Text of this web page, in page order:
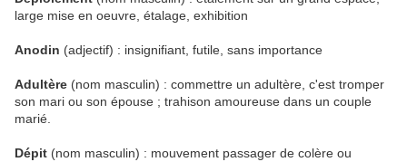
large mise en oeuvre, étalage, exhibition
Anodin (adjectif) : insignifiant, futile, sans importance
Adultère (nom masculin) : commettre un adultère, c'est tromper
son mari ou son épouse ; trahison amoureuse dans un couple
marié.
Dépit (nom masculin) : mouvement passager de colère ou